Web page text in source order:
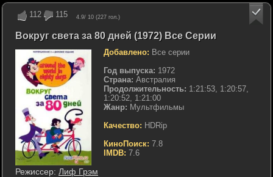
112 115 4.9/ 10 (227 гол.)
Вокруг света за 80 дней (1972) Все Серии
Добавлено: Все серии
Год выпуска: 1972
Страна: Австралия
Продолжительность: 1:21:53, 1:20:57,
1:20:52, 1:21:00
Жанр: Мультфильмы
Качество: HDRip
КиноПоиск: 7.8
IMDB: 7.6
Режиссер: Лиф Грэм